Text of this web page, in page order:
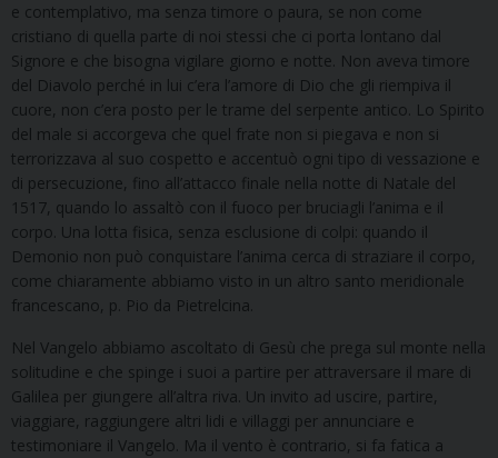
e contemplativo, ma senza timore o paura, se non come
cristiano di quella parte di noi stessi che ci porta lontano dal
Signore e che bisogna vigilare giorno e notte. Non aveva timore
del Diavolo perché in lui c’era l’amore di Dio che gli riempiva il
cuore, non c’era posto per le trame del serpente antico. Lo Spirito
del male si accorgeva che quel frate non si piegava e non si
terrorizzava al suo cospetto e accentuò ogni tipo di vessazione e
di persecuzione, fino all’attacco finale nella notte di Natale del
1517, quando lo assaltò con il fuoco per bruciagli l’anima e il
corpo. Una lotta fisica, senza esclusione di colpi: quando il
Demonio non può conquistare l’anima cerca di straziare il corpo,
come chiaramente abbiamo visto in un altro santo meridionale
francescano, p. Pio da Pietrelcina.
Nel Vangelo abbiamo ascoltato di Gesù che prega sul monte nella
solitudine e che spinge i suoi a partire per attraversare il mare di
Galilea per giungere all’altra riva. Un invito ad uscire, partire,
viaggiare, raggiungere altri lidi e villaggi per annunciare e
testimoniare il Vangelo. Ma il vento è contrario, si fa fatica a